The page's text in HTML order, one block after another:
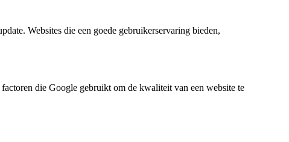
Websites die een goede gebruikerservaring bieden,
die Google gebruikt om de kwaliteit van een website te